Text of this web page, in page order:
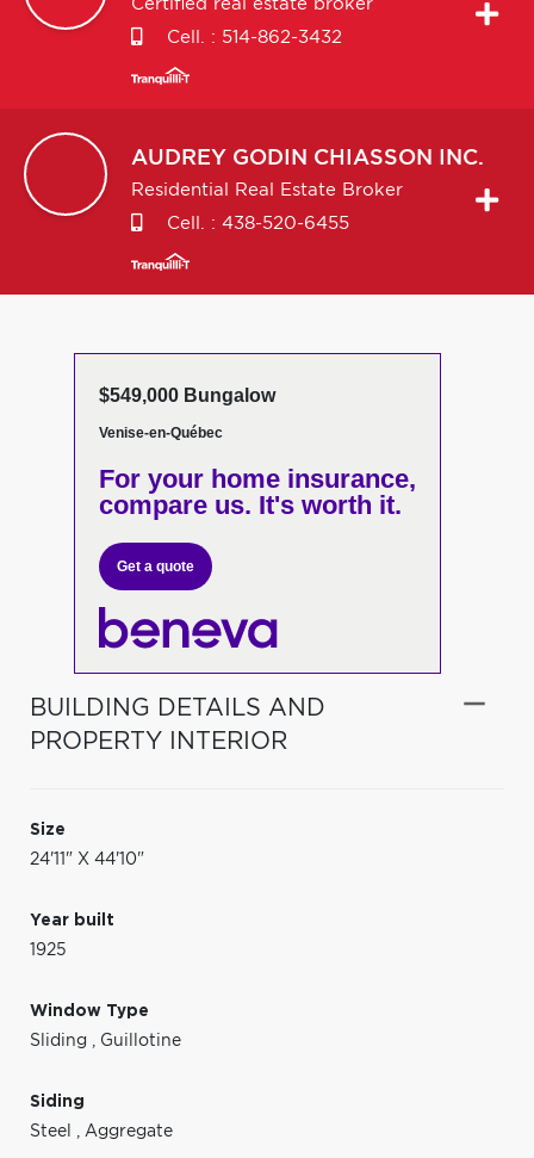
Certified real estate broker
Cell. : 514-862-3432
AUDREY GODIN CHIASSON INC.
Residential Real Estate Broker
Cell. : 438-520-6455
$549,000 Bungalow
Venise-en-Québec
For your home insurance,
compare us. It's worth it.
Get a quote
BUILDING DETAILS AND
PROPERTY INTERIOR
Size
24'11" X 44'10"
Year built
1925
Window Type
Sliding , Guillotine
Siding
Steel , Aggregate